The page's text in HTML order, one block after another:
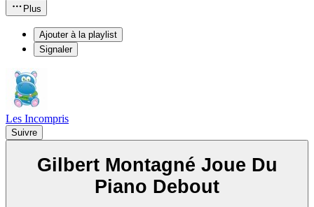
Plus
Ajouter à la playlist
Signaler
Les Incompris
Suivre
Gilbert Montagné Joue Du
Piano Debout